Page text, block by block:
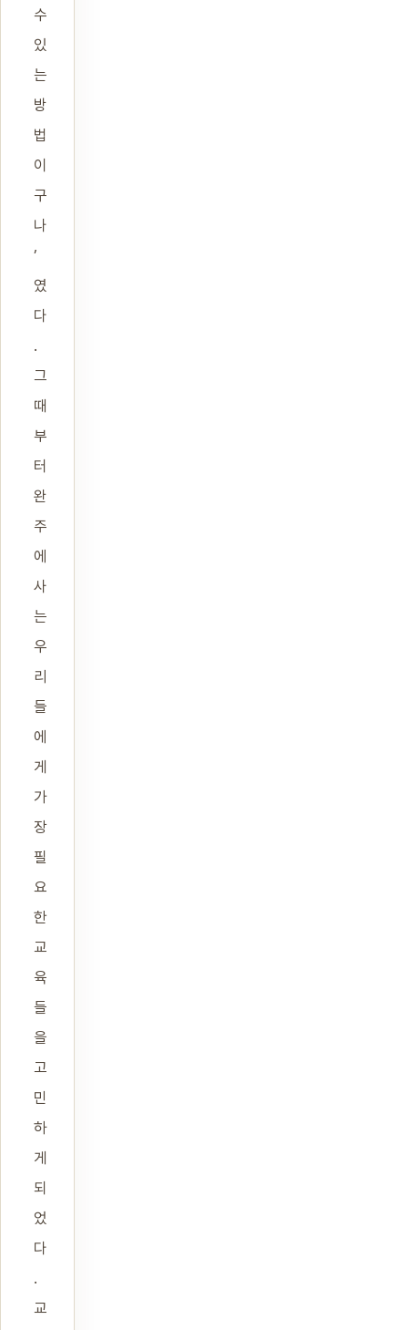
수
있
는
방
법
이
구
나
’
였
다
.
그
때
부
터
완
주
에
사
는
우
리
들
에
게
가
장
필
요
한
교
육
들
을
고
민
하
게
되
었
다
.
교